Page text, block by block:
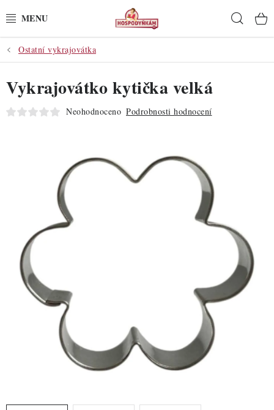
na
POTŘEBY
POMŮCKY
SUROVINY
PRO OSLAVY
DO KUCHYNĚ
POCHUTINY
ZDRAVÉ PEČENÍ
DÁRKOVÉ POUKAZY
TÉMATICKÉ PRODUKTY
NOVÉ ZBOŽÍ
Ostatní vykrajovátka
Vykrajovátko kytička velká
Neohodnoceno Podrobnosti hodnocení